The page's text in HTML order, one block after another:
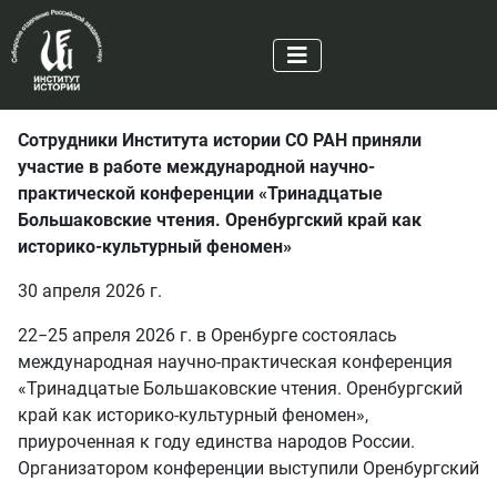
Сотрудники Института истории СО РАН приняли
участие в работе международной научно-
практической конференции «Тринадцатые
Большаковские чтения. Оренбургский край как
историко-культурный феномен»
30 апреля 2026 г.
22−25 апреля 2026 г. в Оренбурге состоялась
международная научно-практическая конференция
«Тринадцатые Большаковские чтения. Оренбургский
край как историко-культурный феномен»,
приуроченная к году единства народов России.
Организатором конференции выступили Оренбургский